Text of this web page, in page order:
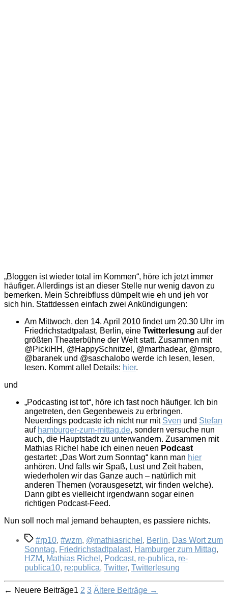
„Bloggen ist wieder total im Kommen“, höre ich jetzt immer
häufiger. Allerdings ist an dieser Stelle nur wenig davon zu
bemerken. Mein Schreibfluss dümpelt wie eh und jeh vor
sich hin. Stattdessen einfach zwei Ankündigungen:
Am Mittwoch, den 14. April 2010 findet um 20.30 Uhr im
Friedrichstadtpalast, Berlin, eine Twitterlesung auf der
größten Theaterbühne der Welt statt. Zusammen mit
@PickiHH, @HappySchnitzel, @marthadear, @mspro,
@baranek und @saschalobo werde ich lesen, lesen,
lesen. Kommt alle! Details: hier.
und
„Podcasting ist tot“, höre ich fast noch häufiger. Ich bin
angetreten, den Gegenbeweis zu erbringen.
Neuerdings podcaste ich nicht nur mit Sven und Stefan
auf hamburger-zum-mittag.de, sondern versuche nun
auch, die Hauptstadt zu unterwandern. Zusammen mit
Mathias Richel habe ich einen neuen Podcast
gestartet: „Das Wort zum Sonntag“ kann man hier
anhören. Und falls wir Spaß, Lust und Zeit haben,
wiederholen wir das Ganze auch – natürlich mit
anderen Themen (vorausgesetzt, wir finden welche).
Dann gibt es vielleicht irgendwann sogar einen
richtigen Podcast-Feed.
Nun soll noch mal jemand behaupten, es passiere nichts.
Schlagwörter
#rp10, #wzm, @mathiasrichel , Berlin, Das Wort zum
Sonntag, Friedrichstadtpalast, Hamburger zum Mittag,
HZM, Mathias Richel , Podcast, re-publica, re-
publica10, re:publica, Twitter, Twitterlesung
Seitennummerierung
← Neuere Beiträge1 2 3 Ältere Beiträge →